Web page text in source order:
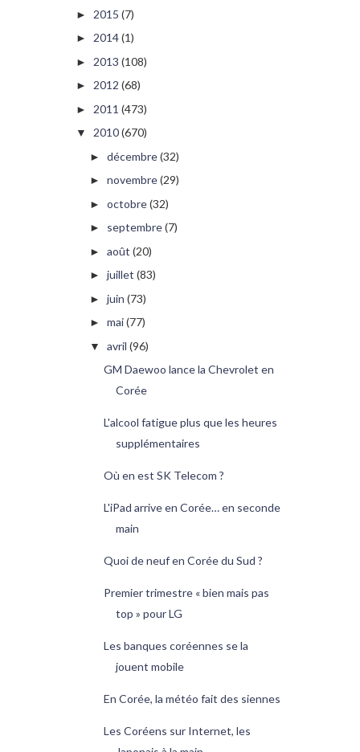
► 2015 (7)
► 2014(1)
► 2013 (108)
► 2012 (68)
► 2011 (473)
▼ 2010(670)
► décembre(32)
► novembre(29)
► octobre(32)
► septembre(7)
► août (20)
► juillet (83)
► juin (73)
► mai(77)
▼ avril (96)
GM Daewoo lance la Chevrolet en
Corée
L'alcool fatigue plus que les heures
supplémentaires
Où en est SK Telecom ?
L'iPad arrive en Corée… en seconde
main
Quoi de neuf en Corée du Sud ?
Premier trimestre « bien mais pas
top » pour LG
Les banques coréennes se la
jouent mobile
En Corée, la météo fait des siennes
Les Coréens sur Internet, les